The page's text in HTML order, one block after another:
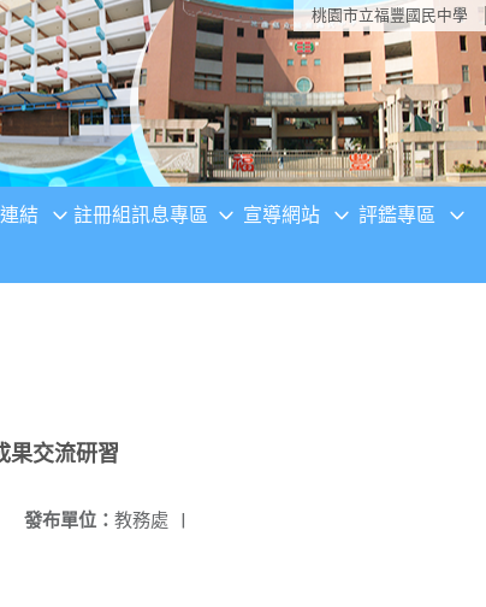
桃園市立福豐國民中學
結 註冊組訊息專區 宣導網站 評鑑專區
果交流研習
發布單位： 教務處 |